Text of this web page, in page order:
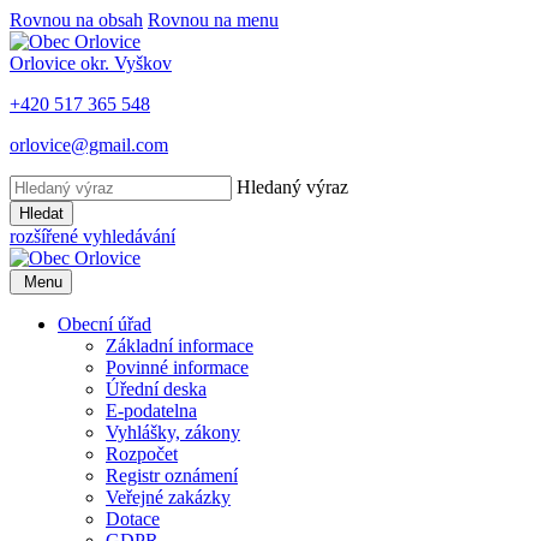
Rovnou na obsah Rovnou na menu
Orlovice okr. Vyškov
+420 517 365 548
orlovice@gmail.com
Hledaný výraz
Hledat
rozšířené vyhledávání
Menu
Obecní úřad
Základní informace
Povinné informace
Úřední deska
E-podatelna
Vyhlášky, zákony
Rozpočet
Registr oznámení
Veřejné zakázky
Dotace